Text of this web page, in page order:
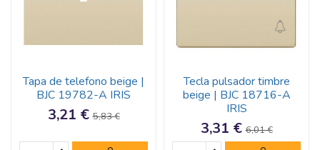
Tapa de telefono beige |
BJC 19782-A IRIS
3,21 €5,83 €
Tecla pulsador timbre
beige | BJC 18716-A
IRIS
3,31 €6,01 €